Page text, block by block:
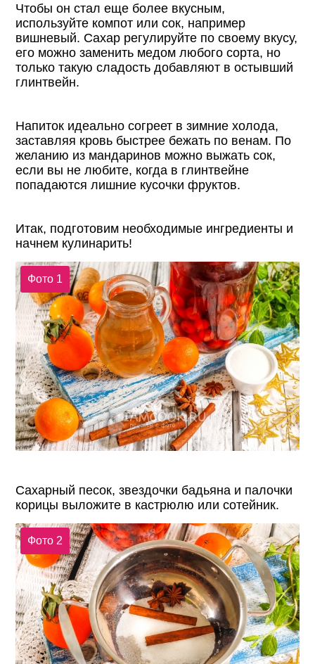
Чтобы он стал еще более вкусным,
используйте компот или сок, например
вишневый. Сахар регулируйте по своему вкусу,
его можно заменить медом любого сорта, но
только такую сладость добавляют в остывший
глинтвейн.
Напиток идеально согреет в зимние холода,
заставляя кровь быстрее бежать по венам. По
желанию из мандаринов можно выжать сок,
если вы не любите, когда в глинтвейне
попадаются лишние кусочки фруктов.
Итак, подготовим необходимые ингредиенты и
начнем кулинарить!
Фото 1
Сахарный песок, звездочки бадьяна и палочки
корицы выложите в кастрюлю или сотейник.
Фото 2